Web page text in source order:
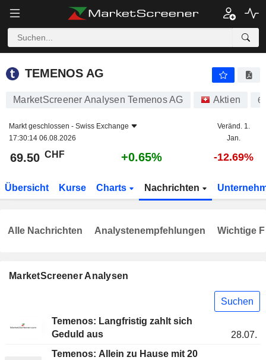
TEMENOS AG
TEMENOS AG
MarketScreener Analysen Temenos AG Aktien
Markt geschlossen - Swiss Exchange
17:30:14 06.08.2026
Veränd. 1.
Jan.
69.50 CHF +0.65% -12.69%
Übersicht Kurse Charts Nachrichten
MarketScreener Analysen
Suchen
Temenos: Langfristig zahlt sich
Geduld aus
28.07.
Temenos: Allein zu Hause mit 20
Alle Nachrichten Analystenempfehlungen Wichtige